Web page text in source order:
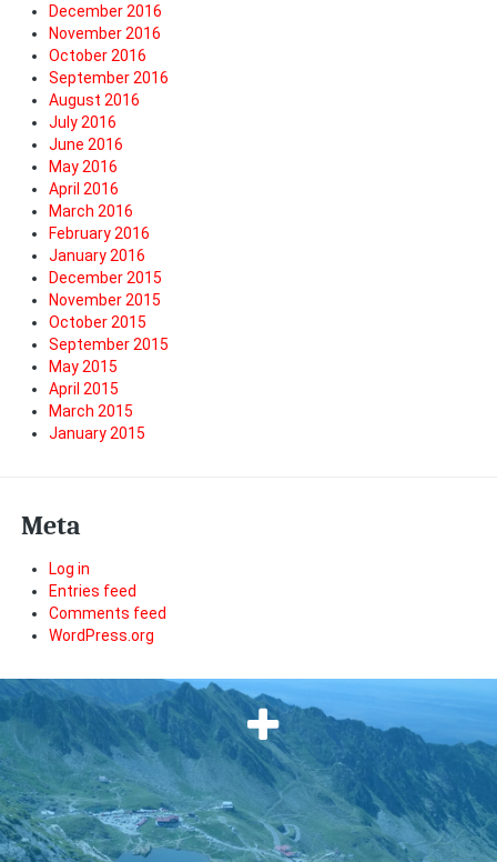
December 2016
November 2016
October 2016
September 2016
August 2016
July 2016
June 2016
May 2016
April 2016
March 2016
February 2016
January 2016
December 2015
November 2015
October 2015
September 2015
May 2015
April 2015
March 2015
January 2015
Meta
Log in
Entries feed
Comments feed
WordPress.org